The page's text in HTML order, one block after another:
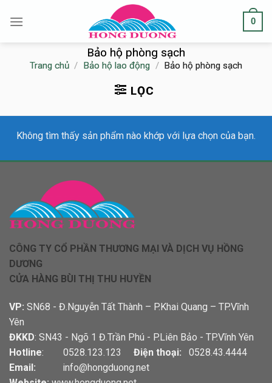
0
Bảo hộ phòng sạch
Trang chủ / Bảo hộ lao động / Bảo hộ phòng sạch
LỌC
Không tìm thấy sản phẩm nào khớp với lựa chọn của bạn.
CÔNG TY CỔ PHẦN THƯƠNG MẠI VÀ DỊCH VỤ HỒNG
DƯƠNG
CỬA HÀNG BÙI THỊ THU HUYỀN
VP: SN68 - Đ.Nguyễn Tất Thành – P.Khai Quang – TP.Vĩnh
Yên
ĐKKD: SN43 - Ngõ 1 Đ.Trần Phú - P.Liên Bảo - TP.Vĩnh Yên
Hotline: 0528.123.123 Điện thoại: 0528.43.4444
Email:
info@hongduong.net